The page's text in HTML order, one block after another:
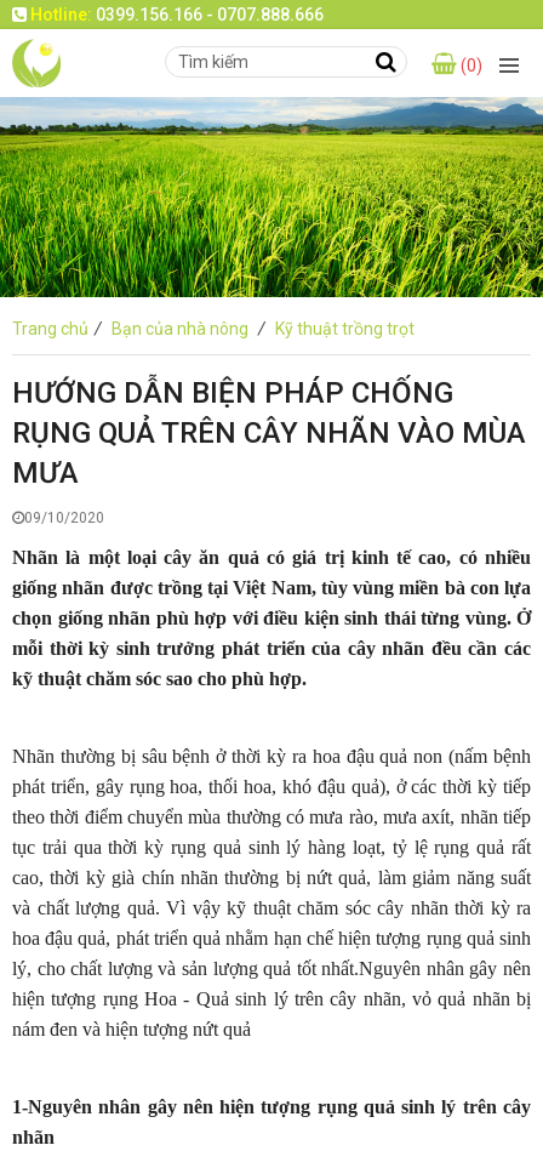
Hotline: 0399.156.166 - 0707.888.666
(0)
Trang chủ / Bạn của nhà nông / Kỹ thuật trồng trọt
HƯỚNG DẪN BIỆN PHÁP CHỐNG
RỤNG QUẢ TRÊN CÂY NHÃN VÀO MÙA
MƯA
09/10/2020
Nhãn là một loại cây ăn quả có giá trị kinh tế cao, có nhiều
giống nhãn được trồng tại Việt Nam, tùy vùng miền bà con lựa
chọn giống nhãn phù hợp với điều kiện sinh thái từng vùng. Ở
mỗi thời kỳ sinh trưởng phát triển của cây nhãn đều cần các
kỹ thuật chăm sóc sao cho phù hợp.
Nhãn thường bị sâu bệnh ở thời kỳ ra hoa đậu quả non (nấm bệnh
phát triển, gây rụng hoa, thối hoa, khó đậu quả), ở các thời kỳ tiếp
theo thời điểm chuyển mùa thường có mưa rào, mưa axít, nhãn tiếp
tục trải qua thời kỳ rụng quả sinh lý hàng loạt, tỷ lệ rụng quả rất
cao, thời kỳ già chín nhãn thường bị nứt quả, làm giảm năng suất
và chất lượng quả. Vì vậy kỹ thuật chăm sóc cây nhãn thời kỳ ra
hoa đậu quả, phát triển quả nhằm hạn chế hiện tượng rụng quả sinh
lý, cho chất lượng và sản lượng quả tốt nhất.Nguyên nhân gây nên
hiện tượng rụng Hoa - Quả sinh lý trên cây nhãn, vỏ quả nhãn bị
nám đen và hiện tượng nứt quả
1-Nguyên nhân gây nên hiện tượng rụng quả sinh lý trên cây
nhãn